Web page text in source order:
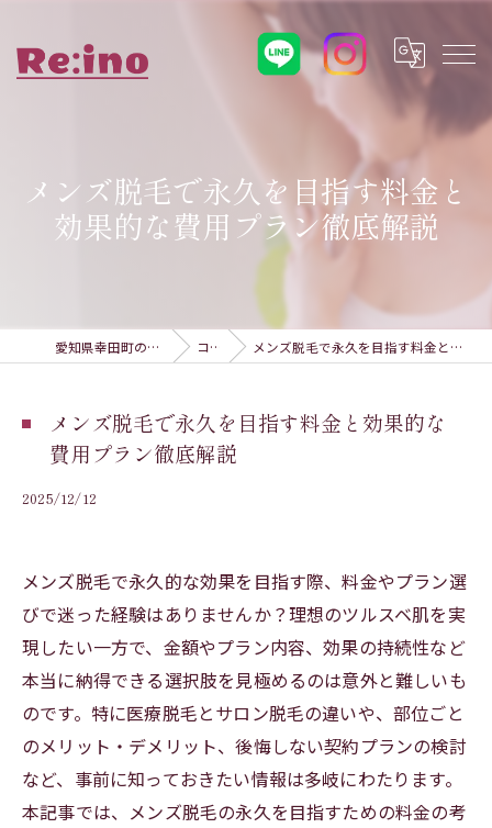
メンズ脱毛で永久を目指す料金と
効果的な費用プラン徹底解説
愛知県幸田町の脱毛ならRe:ino コラム メンズ脱毛で永久を目指す料金と効果的な費用プラン徹底解説
メンズ脱毛で永久を目指す料金と効果的な
費用プラン徹底解説
2025/12/12
メンズ脱毛で永久的な効果を目指す際、料金やプラン選
びで迷った経験はありませんか？理想のツルスベ肌を実
現したい一方で、金額やプラン内容、効果の持続性など
本当に納得できる選択肢を見極めるのは意外と難しいも
のです。特に医療脱毛とサロン脱毛の違いや、部位ごと
のメリット・デメリット、後悔しない契約プランの検討
など、事前に知っておきたい情報は多岐にわたります。
本記事では、メンズ脱毛の永久を目指すための料金の考